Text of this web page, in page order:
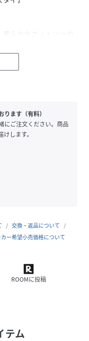
らかなカットソーの
ザインに仕上げまし
ール、ブランケット
境により、若干製品
す。予めご了承くだ
さい。
イズ等の仕様に変更
承ください。
ます（有料）
にご注文ください。商品
します。
交換・返品について
ー希望小売価格について
ROOMに投稿
テム